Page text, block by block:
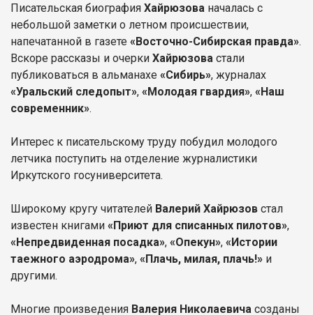
Писательская биография Хайрюзова началась с
небольшой заметки о летном происшествии,
напечатанной в газете «Восточно-Сибирская правда».
Вскоре рассказы и очерки Хайрюзова стали
публиковаться в альманахе «Сибирь», журналах
«Уральский следопыт», «Молодая гвардия», «Наш
современник».
Интерес к писательскому труду побудил молодого
летчика поступить на отделение журналистики
Иркутского госуниверситета.
Широкому кругу читателей Валерий Хайрюзов стал
известен книгами «Приют для списанных пилотов»,
«Непредвиденная посадка», «Опекун», «Истории
таежного аэродрома», «Плачь, милая, плачь!» и
другими.
Многие произведения Валерия Николаевича созданы